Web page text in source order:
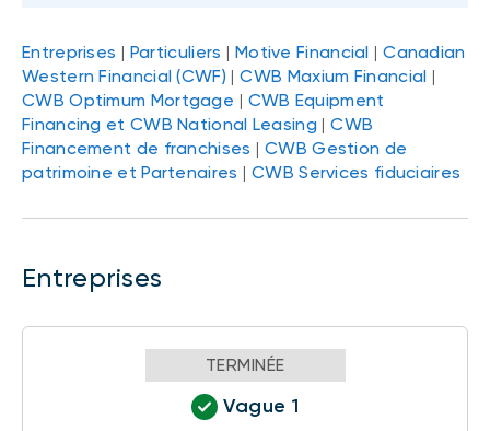
Entreprises | Particuliers | Motive Financial |Canadian
Western Financial (CWF) |CWB Maxium Financial |
CWB Optimum Mortgage | CWB Equipment
Financing et CWB National Leasing |CWB
Financement de franchises |CWB Gestion de
patrimoine et Partenaires |CWB Services fiduciaires
Entreprises
TERMINÉE
Vague 1